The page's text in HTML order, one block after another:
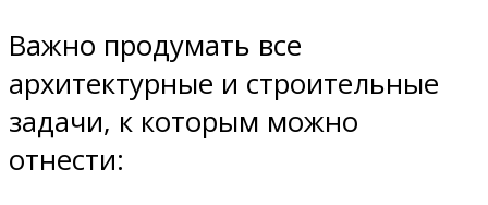
Важно продумать все
архитектурные и строительные
задачи, к которым можно
отнести: